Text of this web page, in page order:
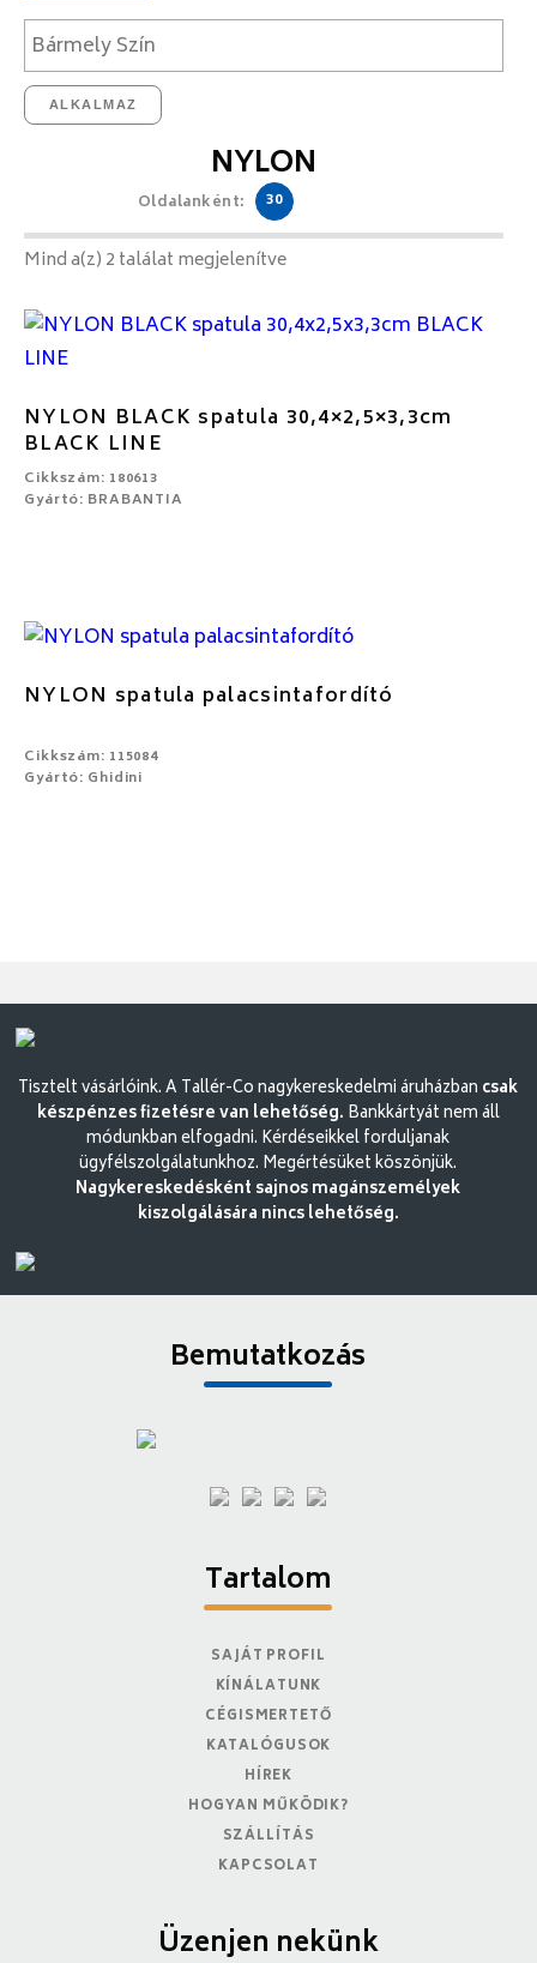
ALKALMAZ
NYLON
Oldalanként: 30
Mind a(z) 2 találat megjelenítve
NYLON BLACK spatula 30,4×2,5×3,3cm
BLACK LINE
Cikkszám: 180613
Gyártó: BRABANTIA
NYLON spatula palacsintafordító
Cikkszám: 115084
Gyártó: Ghidini
Tisztelt vásárlóink. A Tallér-Co nagykereskedelmi áruházban csak
készpénzes fizetésre van lehetőség. Bankkártyát nem áll
módunkban elfogadni. Kérdéseikkel forduljanak
ügyfélszolgálatunkhoz. Megértésüket köszönjük.
Nagykereskedésként sajnos magánszemélyek
kiszolgálására nincs lehetőség.
Bemutatkozás
Tartalom
SAJÁT PROFIL
KÍNÁLATUNK
CÉGISMERTETŐ
KATALÓGUSOK
HÍREK
HOGYAN MŰKÖDIK?
SZÁLLÍTÁS
KAPCSOLAT
Üzenjen nekünk